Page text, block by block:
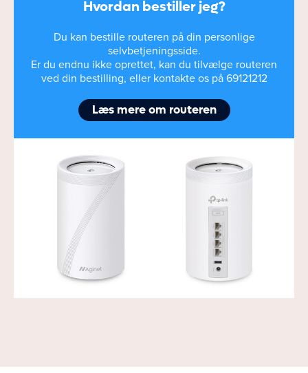
Hvordan bestiller jeg?
Du kan bestille routeren på din personlige
selvbetjeningsside.
Er du endnu ikke oprettet, kan du tilvælge routeren
ved din bestilling, eller kontakte os på 69121212
Læs mere om routeren